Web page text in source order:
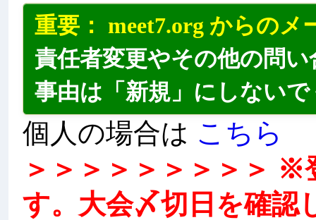
重要： meet7.org からの
責任者変更やその他の問
事由は「新規」にしない
個人の場合は こちら
＞＞＞＞＞＞＞＞＞
す。大会〆切日を確認